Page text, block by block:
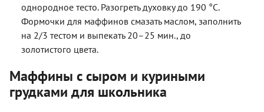
однородное тесто. Разогреть духовку до 190 °С.
Формочки для маффинов смазать маслом, заполнить
на 2/3 тестом и выпекать 20–25 мин., до
золотистого цвета.
Маффины с сыром и куриными
грудками для школьника